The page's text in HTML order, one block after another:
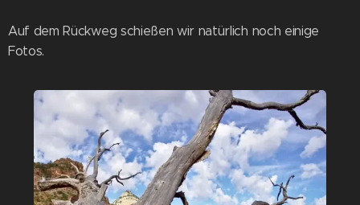
Auf dem Rückweg schießen wir natürlich noch einige
Fotos.